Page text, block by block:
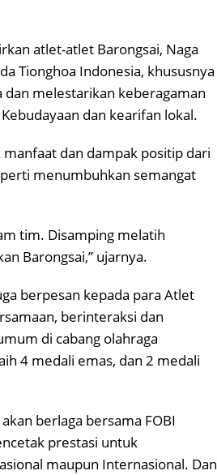
atlet-atlet Barongsai, Naga
Tionghoa Indonesia, khususnya
melestarikan keberagaman
dan kearifan lokal.
dan dampak positip dari
menumbuhkan semangat
tim. Disamping melatih
Barongsai,” ujarnya.
berpesan kepada para Atlet
berinteraksi dan
di cabang olahraga
4 medali emas, dan 2 medali
berlaga bersama FOBI
prestasi untuk
maupun Internasional. Dan